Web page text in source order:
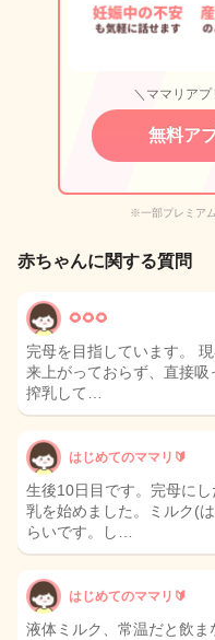
＼ママリア
無料ア
※一部プレミア
赤ちゃんに関する質問
🌻🌻🌻
完母を目指しています。
来上がっておらず、直接吸
搾乳して…
はじめてのママリ🔰
生後10日目です。完母に
乳を始めました。ミルク(
らいです。し…
はじめてのママリ🔰
液体ミルク、常温だと飲